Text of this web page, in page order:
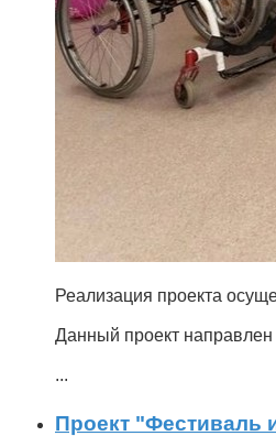
Реализация проекта
Данный проект направлен
...
Проект "Фестиваль